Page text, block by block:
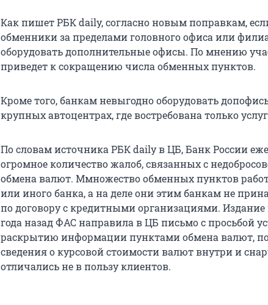
Как пишет РБК daily, согласно новым поправкам,
обменники за пределами головного офиса или
оборудовать дополнительные офисы. По мнению
приведет к сокращению числа обменных пунктов.
Кроме того, банкам невыгодно оборудовать
крупных автоцентрах, где востребована только
По словам источника РБК daily в ЦБ, Банк России
огромное количество жалоб, связанных с
обмена валют. Ммножество обменных пунктов
или иного банка, а на деле они этим банкам не
по договору с кредитными организациями. Издание
года назад ФАС направила в ЦБ письмо с просьбой
раскрытию информации пунктами обмена валют,
сведения о курсовой стоимости валют внутри и
отличались не в пользу клиентов.